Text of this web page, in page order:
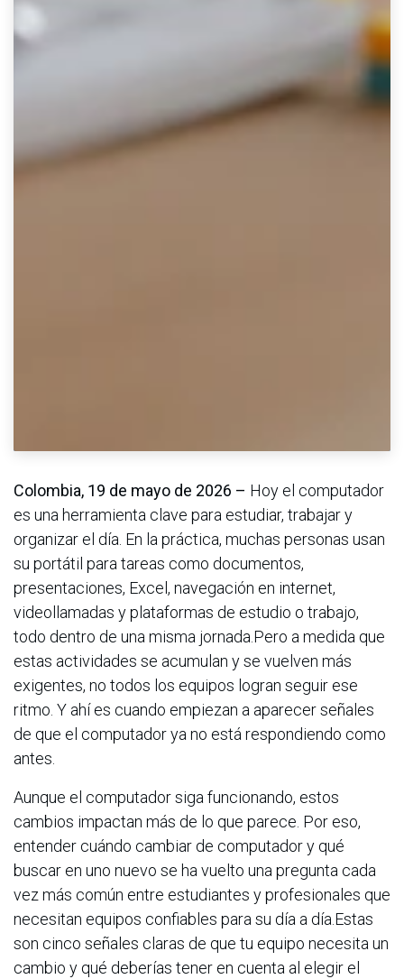
Colombia, 19 de mayo de 2026 – Hoy el computador
es una herramienta clave para estudiar, trabajar y
organizar el día. En la práctica, muchas personas usan
su portátil para tareas como documentos,
presentaciones, Excel, navegación en internet,
videollamadas y plataformas de estudio o trabajo,
todo dentro de una misma jornada.Pero a medida que
estas actividades se acumulan y se vuelven más
exigentes, no todos los equipos logran seguir ese
ritmo. Y ahí es cuando empiezan a aparecer señales
de que el computador ya no está respondiendo como
antes.
Aunque el computador siga funcionando, estos
cambios impactan más de lo que parece. Por eso,
entender cuándo cambiar de computador y qué
buscar en uno nuevo se ha vuelto una pregunta cada
vez más común entre estudiantes y profesionales que
necesitan equipos confiables para su día a día.Estas
son cinco señales claras de que tu equipo necesita un
cambio y qué deberías tener en cuenta al elegir el